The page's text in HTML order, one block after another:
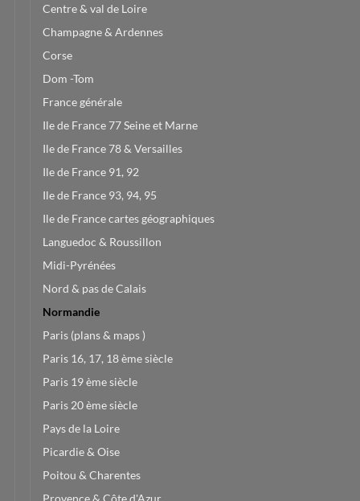
Centre & val de Loire
Champagne & Ardennes
Corse
Dom -Tom
France générale
Ile de France 77 Seine et Marne
Ile de France 78 & Versailles
Ile de France 91, 92
Ile de France 93, 94, 95
Ile de France cartes géographiques
Languedoc & Roussillon
Midi-Pyrénées
Nord & pas de Calais
Normandie
Paris (plans & maps )
Paris 16, 17, 18 ème siècle
Paris 19 ème siècle
Paris 20 ème siècle
Pays de la Loire
Picardie & Oise
Poitou & Charentes
Provence & Côte d'Azur